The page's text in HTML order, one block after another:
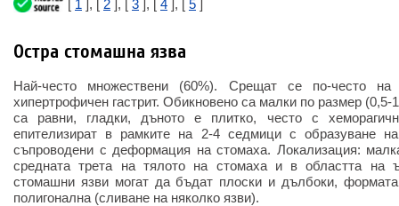
[ 1 ], [ 2 ], [ 3 ], [ 4 ], [ 5 ]
Остра стомашна язва
Най-често множествени (60%). Срещат се по-често
хипертрофичен гастрит. Обикновено са малки по размер
са равни, гладки, дъното е плитко, често с
епителизират в рамките на 2-4 седмици с образуване
съпроводени с деформация на стомаха. Локализация:
средната трета на тялото на стомаха и в областта на
стомашни язви могат да бъдат плоски и дълбоки,
полигонална (сливане на няколко язви).